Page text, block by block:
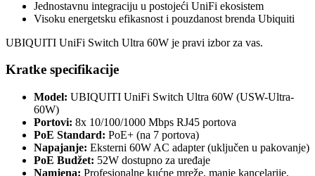
Jednostavnu integraciju u postojeći UniFi ekosistem
Visoku energetsku efikasnost i pouzdanost brenda Ubiquiti
UBIQUITI UniFi Switch Ultra 60W je pravi izbor za vas.
Kratke specifikacije
Model: UBIQUITI UniFi Switch Ultra 60W (USW-Ultra-
60W)
Portovi: 8x 10/100/1000 Mbps RJ45 portova
PoE Standard: PoE+ (na 7 portova)
Napajanje: Eksterni 60W AC adapter (uključen u pakovanje)
PoE Budžet: 52W dostupno za uređaje
Namjena: Profesionalne kućne mreže, manje kancelarije,